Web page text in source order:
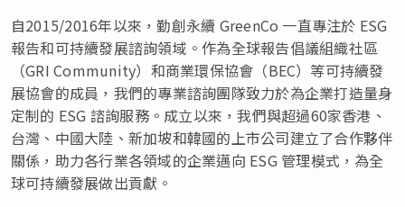
自2015/2016年以來，勤創永續 GreenCo 一直專注於 ESG
報告和可持續發展諮詢領域。作為全球報告倡議組織社區
（GRI Community）和商業環保協會（BEC）等可持續發
展協會的成員，我們的專業諮詢團隊致力於為企業打造量身
定制的 ESG 諮詢服務。成立以來，我們與超過60家香港、
台灣、中國大陸、新加坡和韓國的上市公司建立了合作夥伴
關係，助力各行業各領域的企業邁向 ESG 管理模式，為全
球可持續發展做出貢獻。